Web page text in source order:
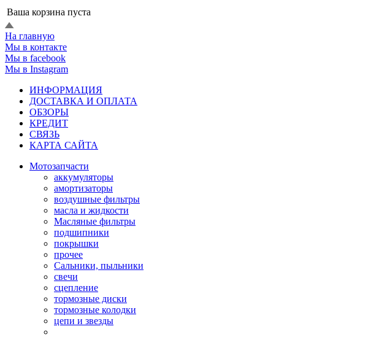
Ваша корзина пуста
На главную
Мы в контакте
Мы в facebook
Мы в Instagram
ИНФОРМАЦИЯ
ДОСТАВКА И ОПЛАТА
ОБЗОРЫ
КРЕДИТ
СВЯЗЬ
КАРТА САЙТА
Мотозапчасти
аккумуляторы
амортизаторы
воздушные фильтры
масла и жидкости
Масляные фильтры
подшипники
покрышки
прочее
Сальники, пыльники
свечи
сцепление
тормозные диски
тормозные колодки
цепи и звезды